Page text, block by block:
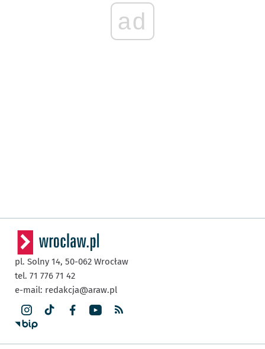
ad
pl. Solny 14, 50-062 Wrocław
tel. 71 776 71 42
e-mail: redakcja@araw.pl